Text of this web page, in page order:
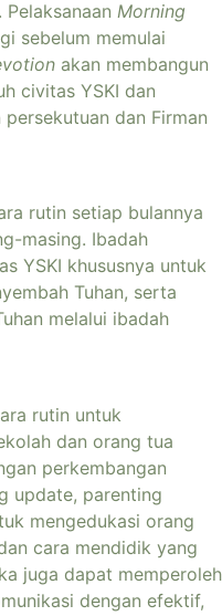
Pelaksanaan Morning
sebelum memulai
akan membangun
civitas YSKI dan
dan Firman
rutin setiap bulannya
masing. Ibadah
YSKI khususnya untuk
Tuhan, serta
melalui ibadah
rutin untuk
dan orang tua
perkembangan
update, parenting
mengedukasi orang
cara mendidik yang
juga dapat memperoleh
dengan efektif,